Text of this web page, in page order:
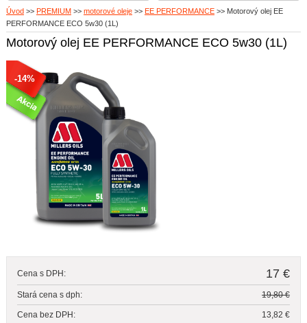
Úvod >> PREMIUM >> motorové oleje >> EE PERFORMANCE >> Motorový olej EE
PERFORMANCE ECO 5w30 (1L)
Motorový olej EE PERFORMANCE ECO 5w30 (1L)
-14%
Cena s DPH: 17 €
Stará cena s dph: 19,80 €
Cena bez DPH: 13,82 €